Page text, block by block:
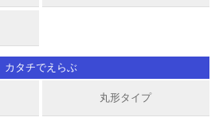
カタチでえらぶ
丸形タイプ